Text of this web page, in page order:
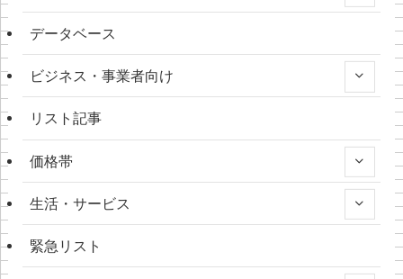
データベース
ビジネス・事業者向け
リスト記事
価格帯
生活・サービス
緊急リスト